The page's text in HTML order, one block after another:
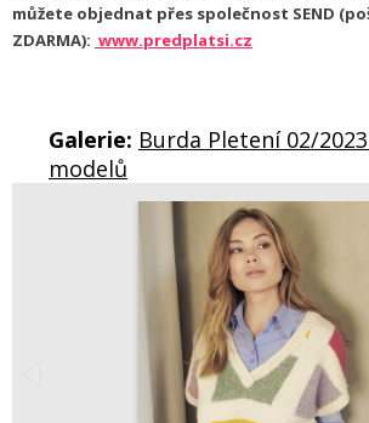
můžete objednat přes společnost SEND
ZDARMA): www.predplatsi.cz
Galerie: Burda Pletení 02/
modelů